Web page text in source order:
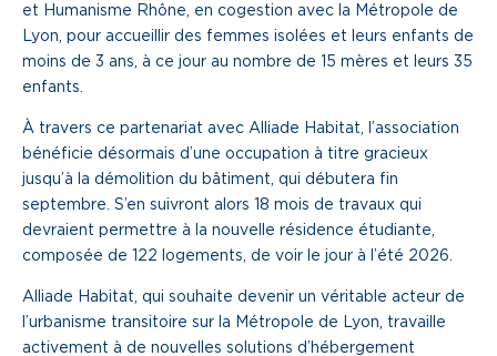
et Humanisme Rhône, en cogestion avec la Métropole de
Lyon, pour accueillir des femmes isolées et leurs enfants de
moins de 3 ans, à ce jour au nombre de 15 mères et leurs 35
enfants.
À travers ce partenariat avec Alliade Habitat, l’association
bénéficie désormais d’une occupation à titre gracieux
jusqu’à la démolition du bâtiment, qui débutera fin
septembre. S’en suivront alors 18 mois de travaux qui
devraient permettre à la nouvelle résidence étudiante,
composée de 122 logements, de voir le jour à l’été 2026.
Alliade Habitat, qui souhaite devenir un véritable acteur de
l’urbanisme transitoire sur la Métropole de Lyon, travaille
activement à de nouvelles solutions d’hébergement